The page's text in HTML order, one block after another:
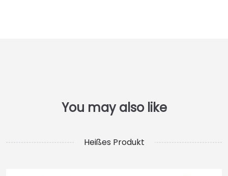
Heißes Produkt